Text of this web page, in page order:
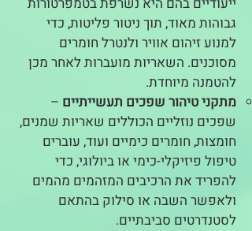
גבוהות מאוד, תוך ניטור פליטות, כדי
למנוע זיהום אוויר ולנטרל חומרים
מסוכנים. השאריות מועברות לאחר מכן
להטמנה מיוחדת.
מתקני טיהור שפכים תעשייתיים –
שפכים נוזליים הכוללים שאריות שמנים,
חומצות, חומרים כימיים ועוד, עוברים
טיפול פיזיקלי-כימי או ביולוגי, כדי
להפריד את הרכיבים המזהמים מהמים
ולאפשר השבה או סילוק בהתאם
לסטנדרטים סביבתיים.